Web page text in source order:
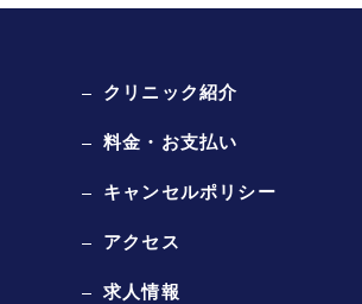
クリニック紹介
料金・お支払い
キャンセルポリシー
アクセス
求人情報